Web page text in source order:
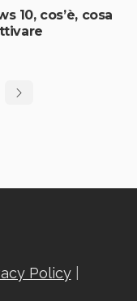
10, cos’è, cosa
Policy|